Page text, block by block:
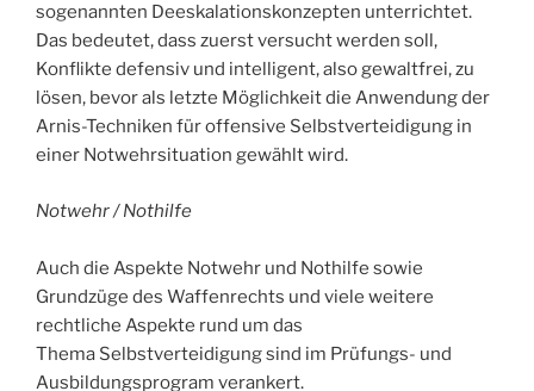
sogenannten Deeskalationskonzepten unterrichtet.
Das bedeutet, dass zuerst versucht werden soll,
Konflikte defensiv und intelligent, also gewaltfrei, zu
lösen, bevor als letzte Möglichkeit die Anwendung der
Arnis-Techniken für offensive Selbstverteidigung in
einer Notwehrsituation gewählt wird.
Notwehr / Nothilfe
Auch die Aspekte Notwehr und Nothilfe sowie
Grundzüge des Waffenrechts und viele weitere
rechtliche Aspekte rund um das
Thema Selbstverteidigung sind im Prüfungs- und
Ausbildungsprogram verankert.